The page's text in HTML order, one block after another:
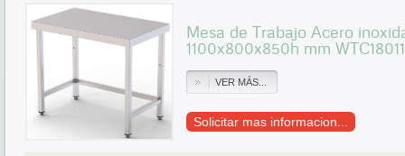
Mesa de Trabajo Acero
1100x800x850h mm
VER MÁS...
Solicitar mas informacion...